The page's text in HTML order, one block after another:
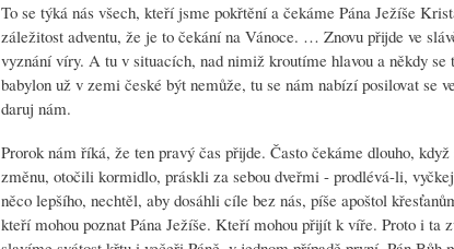
To se týká nás všech, kteří jsme pokřtění a čekáme Pána Ježíše
záležitost adventu, že je to čekání na Vánoce. … Znovu přijde ve
vyznání víry. A tu v situacích, nad nimiž kroutíme hlavou a někdy
babylon už v zemi české být nemůže, tu se nám nabízí posilovat
daruj nám.
Prorok nám říká, že ten pravý čas přijde. Často čekáme dlouho,
změnu, otočili kormidlo, práskli za sebou dveřmi - prodlévá-li,
něco lepšího, nechtěl, aby dosáhli cíle bez nás, píše apoštol
kteří mohou poznat Pána Ježíše. Kteří mohou přijít k víře. Proto i ta